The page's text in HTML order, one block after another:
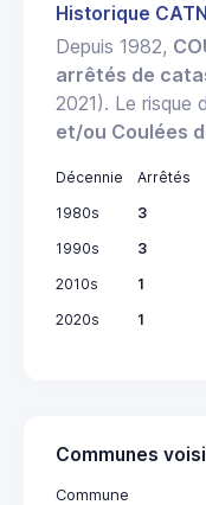
Historique
Depuis 1982,
arrêtés de
2021). Le risque
et/ou Coulées
Décennie
Arrêtés
1980s
3
1990s
3
2010s
1
2020s
1
Communes
Commune